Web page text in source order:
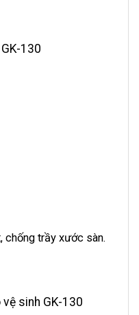
chống trầy xước sàn.